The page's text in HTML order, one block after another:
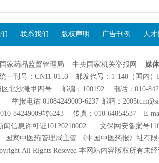
联系我们 版权声明 广告刊例 人
国家药品监督管理局 中央国家机关举报网 媒
一刊号：CN11-0153 邮发代号：1-140（国内）
区北沙滩甲四号 邮编：100192 电话：010-
举报电话 01084249009-6237 邮箱：
84249009转6243 传真：010-64854537 E-
闻信息许可证10120210002文保网安备案号
国家中医药管理局主管 《中国中医药报》社有
All Rights Reseved 本网站内容版权所有未